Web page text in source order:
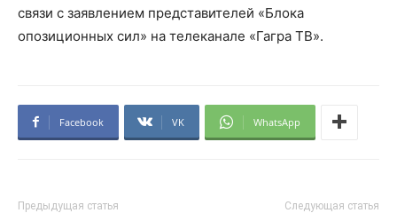
связи с заявлением представителей «Блока
опозиционных сил» на телеканале «Гагра ТВ».
Facebook VK WhatsApp
Предыдущая статья Следующая статья